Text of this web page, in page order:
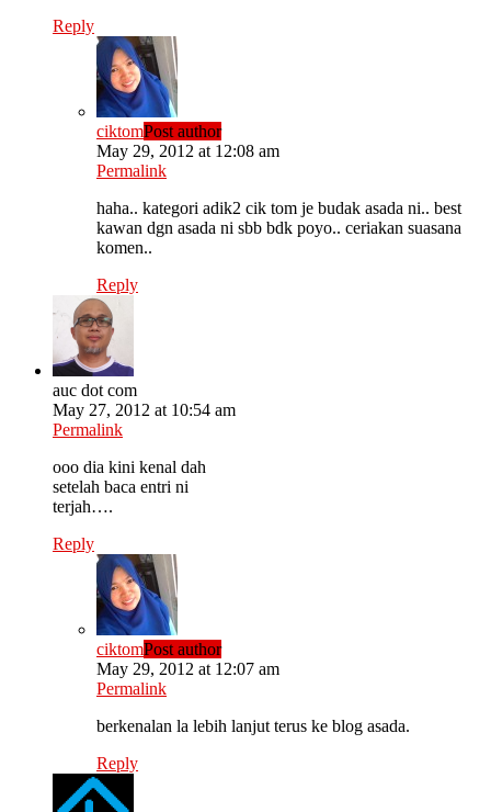
Reply
ciktomPost author
May 29, 2012 at 12:08 am
Permalink
haha.. kategori adik2 cik tom je budak asada ni.. best
kawan dgn asada ni sbb bdk poyo.. ceriakan suasana
komen..
Reply
auc dot com
May 27, 2012 at 10:54 am
Permalink
ooo dia kini kenal dah
setelah baca entri ni
terjah….
Reply
ciktomPost author
May 29, 2012 at 12:07 am
Permalink
berkenalan la lebih lanjut terus ke blog asada.
Reply